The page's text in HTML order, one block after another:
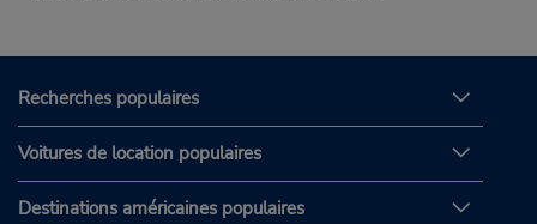
Recherches populaires
Voitures de location populaires
Destinations américaines populaires